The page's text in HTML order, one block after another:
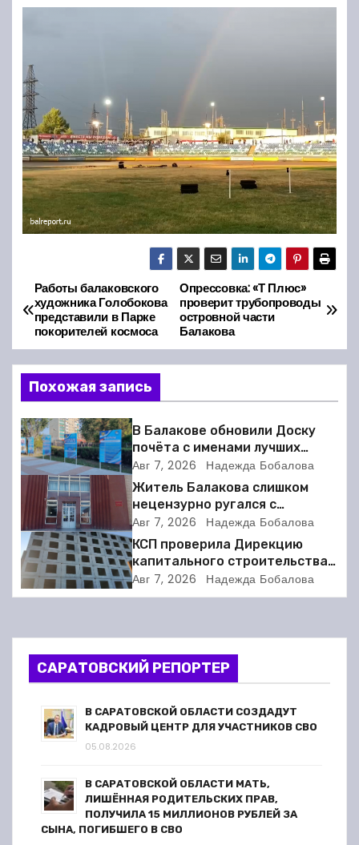
Н
а
в
и
г
а
ц
и
я
п
о
Опрессовка: «Т Плюс»
проверит трубопроводы
островной части
Балакова
Работы балаковского
художника Голобокова
представили в Парке
покорителей космоса
Похожая запись
В Балакове обновили Доску
почёта с именами лучших
спортсменов. Фото
Авг 7, 2026 Надежда Бобалова
Житель Балакова слишком
нецензурно ругался с
соседкой и получил двое суток
ареста
Авг 7, 2026 Надежда Бобалова
КСП проверила Дирекцию
капитального строительства в
Балакове и нашла множество
нарушений
Авг 7, 2026 Надежда Бобалова
САРАТОВСКИЙ РЕПОРТЕР
В САРАТОВСКОЙ ОБЛАСТИ СОЗДАДУТ
КАДРОВЫЙ ЦЕНТР ДЛЯ УЧАСТНИКОВ СВО
05.08.2026
В САРАТОВСКОЙ ОБЛАСТИ МАТЬ,
ЛИШЁННАЯ РОДИТЕЛЬСКИХ ПРАВ,
ПОЛУЧИЛА 15 МИЛЛИОНОВ РУБЛЕЙ ЗА
СЫНА, ПОГИБШЕГО В СВО